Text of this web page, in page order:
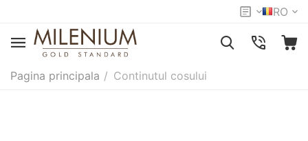
RO
Pagina principala / Continutul cosului